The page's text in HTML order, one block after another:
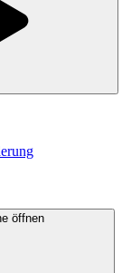
öffnen